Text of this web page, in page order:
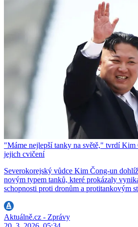
"Máme nejlepší tanky na světě," tvrdí Kim
jejich cvičení
Severokorejský vůdce Kim Čong-un
novým typem tanků, které prokázaly
schopnosti proti dronům a protitankovým
Aktuálně.cz - Zprávy